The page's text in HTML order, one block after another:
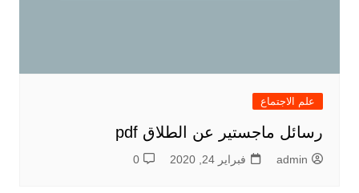
علم الاجتماع
رسائل ماجستير عن الطلاق pdf
admin فبراير 24, 2020 0